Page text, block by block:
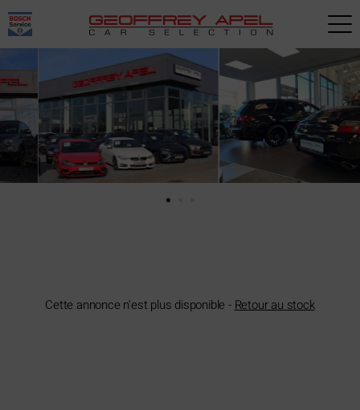
Cette annonce n'est plus disponible - Retour au stock